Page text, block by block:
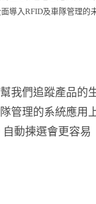
導入RFID及車隊管理的
我們追蹤產品的
管理的系統應用
動揀選會更容易